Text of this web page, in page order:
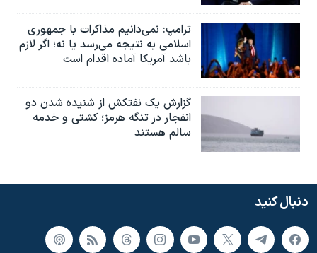
ترامپ: نمی‌دانیم مذاکرات با جمهوری
اسلامی به نتیجه می‌رسد یا نه؛ اگر لازم
باشد آمریکا آماده اقدام است
گزارش یک نفتکش از شنیده شدن دو
انفجار در تنگه هرمز؛ کشتی و خدمه
سالم هستند
دنبال کنید